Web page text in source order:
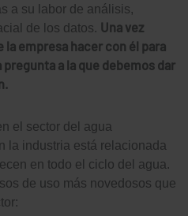
a su labor de análisis,
de los datos. Una vez
empresa hacer con él para
a la que debemos dar
el sector del agua
la industria está relacionada
en todo el ciclo del agua.
de uso más novedosos que